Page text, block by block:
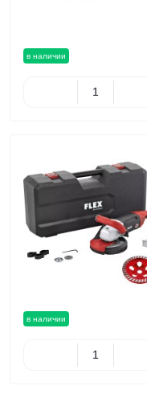
в наличии
в наличии